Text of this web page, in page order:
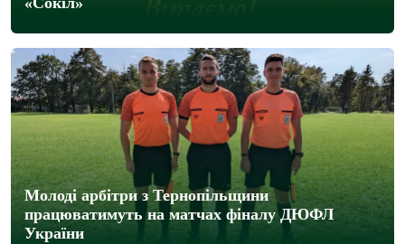
Молоді арбітри з Тернопільщини
працюватимуть на матчах фіналу ДЮФЛ
України